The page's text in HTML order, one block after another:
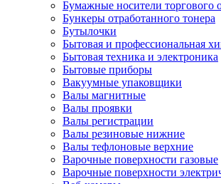
Бумажные носители торгового
Бункеры отработанного тонера
Бутылочки
Бытовая и профессиональная
Бытовая техника и электроника
Бытовые приборы
Вакуумные упаковщики
Валы магнитные
Валы проявки
Валы регистрации
Валы резиновые нижние
Валы тефлоновые верхние
Варочные поверхности газовые
Варочные поверхности